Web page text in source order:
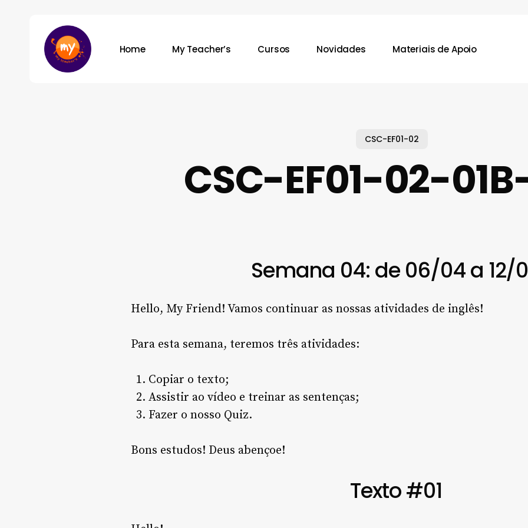
Home My Teacher’s Cursos Novidades Materiais de Apoio
CSC-EF01-02
CSC-EF01-02-
Semana 04: de 06/04 a 12/
Hello, My Friend! Vamos continuar as nossas atividades de inglês!
Para esta semana, teremos três atividades:
Copiar o texto;
Assistir ao vídeo e treinar as sentenças;
Fazer o nosso Quiz.
Bons estudos! Deus abençoe!
Texto #01